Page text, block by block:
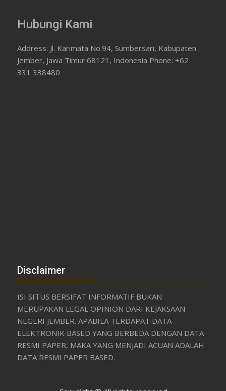
Hubungi Kami
Address: Jl. Karimata No.94, Sumbersari, Kabupaten
Jember, Jawa Timur 68121, Indonesia Phone: +62
331 338480
Disclaimer
ISI SITUS BERSIFAT INFORMATIF BUKAN
MERUPAKAN LEGAL OPINION DARI KEJAKSAAN
NEGERI JEMBER. APABILA TERDAPAT DATA
ELEKTRONIK BASED YANG BERBEDA DENGAN DATA
RESMI PAPER, MAKA YANG MENJADI ACUAN ADALAH
DATA RESMI PAPER BASED.